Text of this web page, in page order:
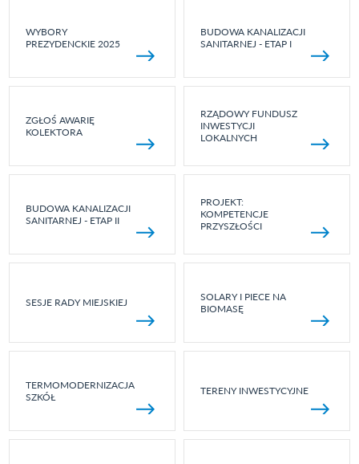
WYBORY
PREZYDENCKIE 2025
BUDOWA KANALIZACJI
SANITARNEJ - ETAP I
ZGŁOŚ AWARIĘ
KOLEKTORA
RZĄDOWY FUNDUSZ
INWESTYCJI
LOKALNYCH
BUDOWA KANALIZACJI
SANITARNEJ - ETAP II
PROJEKT:
KOMPETENCJE
PRZYSZŁOŚCI
SESJE RADY MIEJSKIEJ
SOLARY I PIECE NA
BIOMASĘ
TERMOMODERNIZACJA
SZKÓŁ
TERENY INWESTYCYJNE